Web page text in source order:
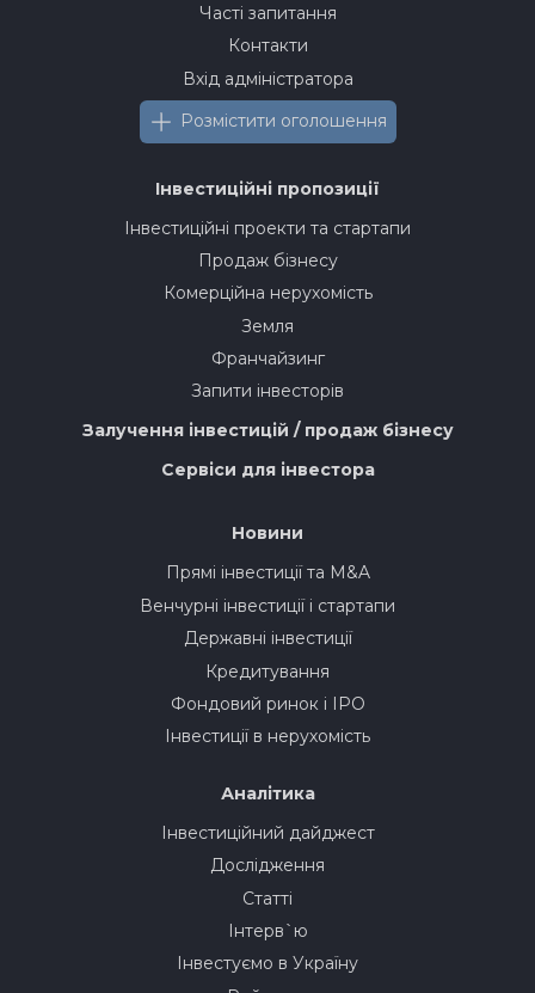
Часті запитання
Контакти
Вхід адміністратора
Розмістити оголошення
Інвестиційні пропозиції
Інвестиційні проекти та стартапи
Продаж бізнесу
Комерційна нерухомість
Земля
Франчайзинг
Запити інвесторів
Залучення інвестицій / продаж бізнесу
Сервіси для інвестора
Новини
Прямі інвестиції та M&A
Венчурні інвестиції і стартапи
Державні інвестиції
Кредитування
Фондовий ринок і IPO
Інвестиції в нерухомість
Аналітика
Інвестиційний дайджест
Дослідження
Статті
Інтерв`ю
Інвестуємо в Україну